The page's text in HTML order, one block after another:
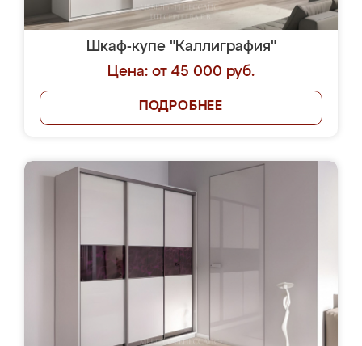
Шкаф-купе "Каллиграфия"
Цена: от 45 000 руб.
ПОДРОБНЕЕ